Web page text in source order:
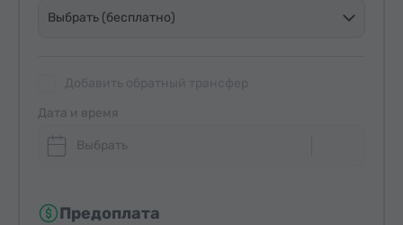
Выбрать (бесплатно)
Дата и время
Выбрать
Предоплата